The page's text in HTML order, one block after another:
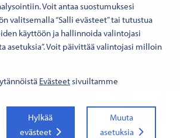
Voit antaa suostumuksesi
valitsemalla “Salli evästeet” tai tutustua
käyttöön ja hallinnoida valintojasi
asetuksia”. Voit päivittää valintojasi milloin
Evästeet sivuiltamme
Hylkää
evästeet
Muuta
asetuksia